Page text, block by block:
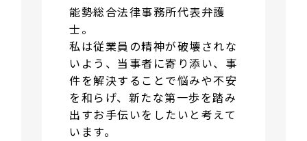
能勢総合法律事務所代表弁護
士。
私は従業員の精神が破壊されな
いよう、当事者に寄り添い、事
件を解決することで悩みや不安
を和らげ、新たな第一歩を踏み
出すお手伝いをしたいと考えて
います。